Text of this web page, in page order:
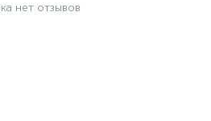
нет отзывов